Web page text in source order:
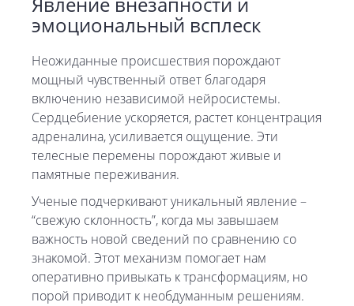
эмоциональный всплеск
Неожиданные происшествия порождают
мощный чувственный ответ благодаря
включению независимой нейросистемы.
Сердцебиение ускоряется, растет концентрация
адреналина, усиливается ощущение. Эти
телесные перемены порождают живые и
памятные переживания.
Ученые подчеркивают уникальный явление –
“свежую склонность”, когда мы завышаем
важность новой сведений по сравнению со
знакомой. Этот механизм помогает нам
оперативно привыкать к трансформациям, но
порой приводит к необдуманным решениям.